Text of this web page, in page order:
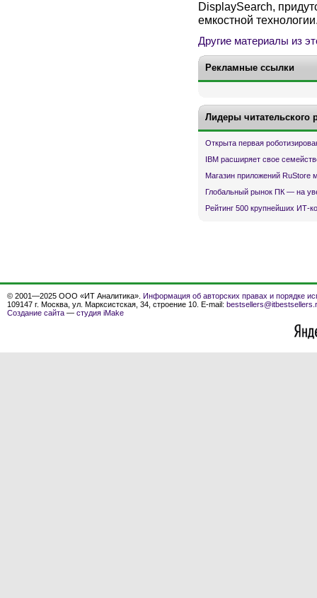
DisplaySearch,
емкостной
Другие материалы из
Рекламные ссылки
Лидеры читательского
Открыта первая
IBM расширяет свое
Магазин приложений RuStore
Глобальный рынок ПК — на
Рейтинг 500 крупнейших ИТ-
© 2001—2025 ООО «ИТ Аналитика». Информация об авторских правах и порядке
109147 г. Москва, ул. Марксистская, 34, строение 10. E-mail:
Создание сайта — студия iMake